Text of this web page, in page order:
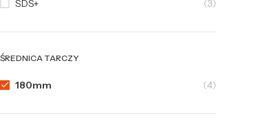
SDS+
(3)
ŚREDNICA TARCZY
180mm (4)